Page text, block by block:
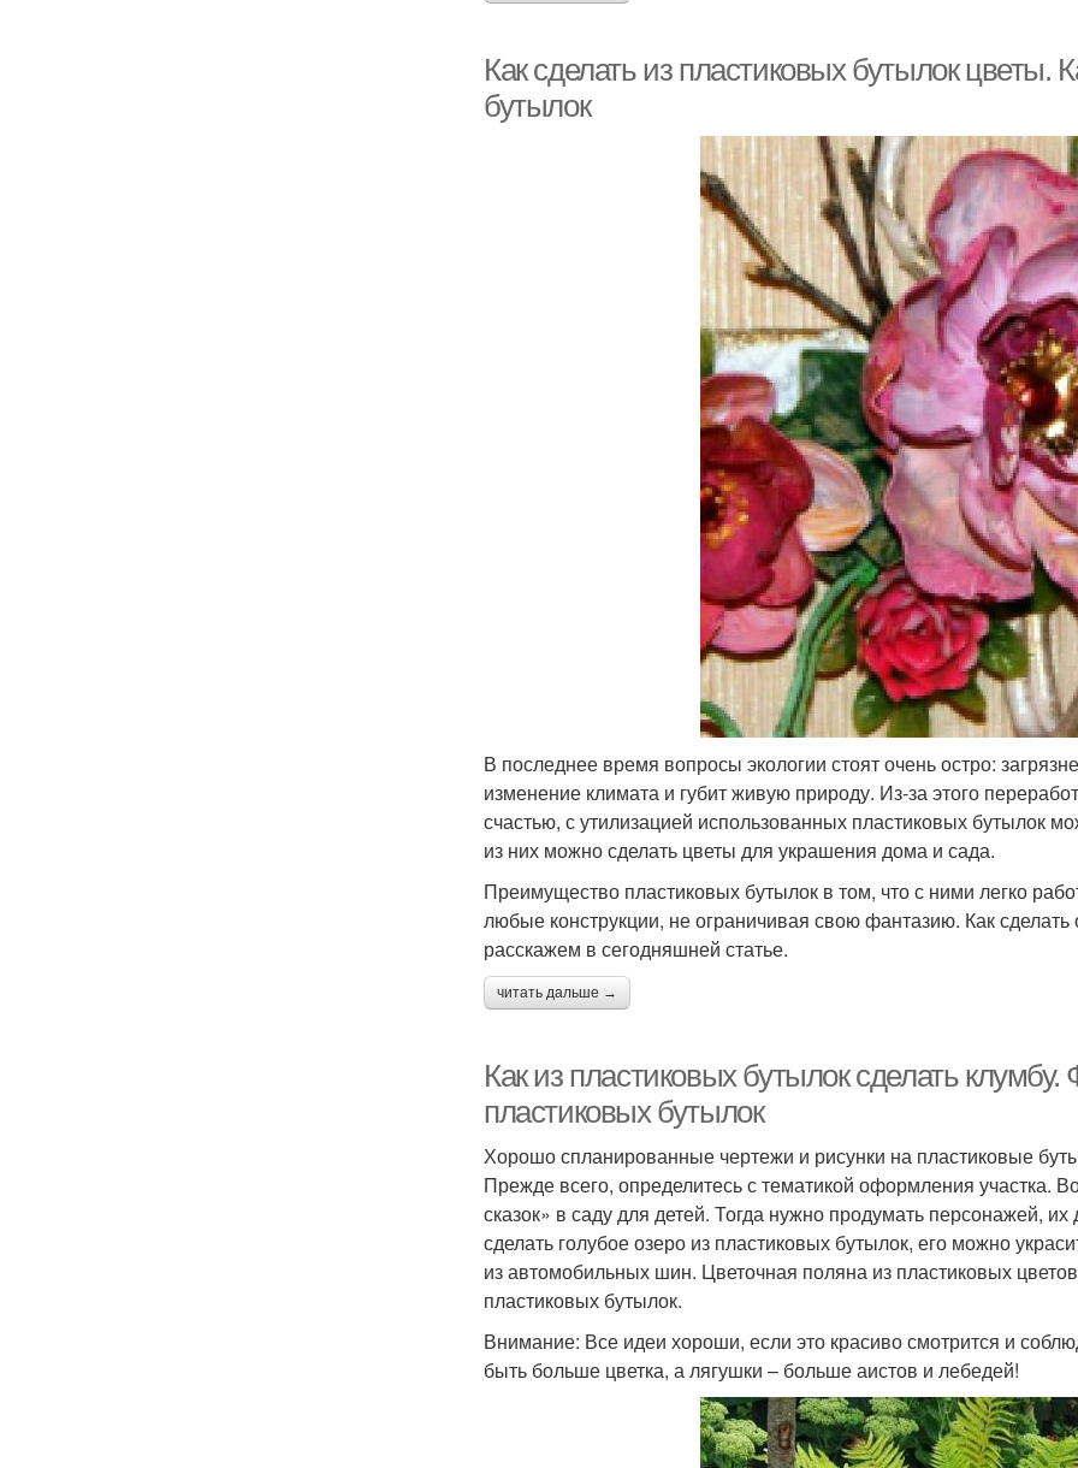
Как сделать из пластиковых бутылок цветы.
бутылок
В последнее время вопросы экологии стоят очень остро:
изменение климата и губит живую природу. Из-за этого
счастью, с утилизацией использованных пластиковых бутылок
из них можно сделать цветы для украшения дома и сада.
Преимущество пластиковых бутылок в том, что с ними легко
любые конструкции, не ограничивая свою фантазию. Как
расскажем в сегодняшней статье.
читать дальше →
Как из пластиковых бутылок сделать
пластиковых бутылок
Хорошо спланированные чертежи и рисунки на пластиковые
Прежде всего, определитесь с тематикой оформления участка.
сказок» в саду для детей. Тогда нужно продумать персонажей,
сделать голубое озеро из пластиковых бутылок, его можно
из автомобильных шин. Цветочная поляна из пластиковых
пластиковых бутылок.
Внимание: Все идеи хороши, если это красиво смотрится и
быть больше цветка, а лягушки – больше аистов и лебедей!